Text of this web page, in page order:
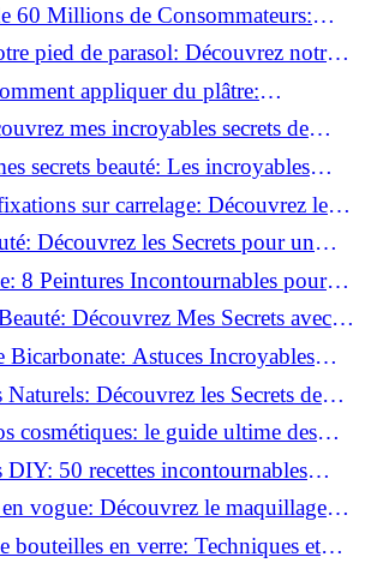
60 Millions de Consommateurs:
meilleur fond de teint pour votre
pied de parasol: Découvrez notre
appliquer du plâtre:
un mur intérieur parfait!
mes incroyables secrets de
secrets beauté: Les incroyables
sur carrelage: Découvrez les
!
Découvrez les Secrets pour un
8 Peintures Incontournables pour
Découvrez Mes Secrets avec le
Bicarbonate: Astuces Incroyables
Naturels: Découvrez les Secrets de
cosmétiques: le guide ultime des
maison!
DIY: 50 recettes incontournables
votre beauté naturelle!
vogue: Découvrez le maquillage
bouteilles en verre: Techniques et